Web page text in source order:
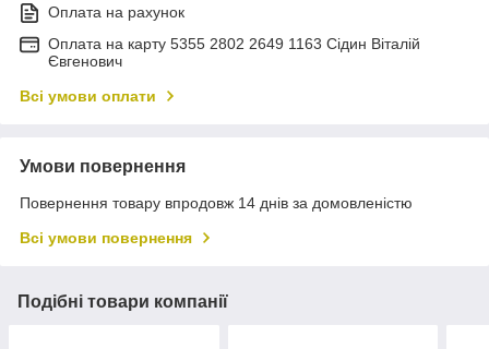
Оплата на рахунок
Оплата на карту 5355 2802 2649 1163 Сідин Віталій
Євгенович
Всі умови оплати
Умови повернення
Повернення товару впродовж 14 днів за домовленістю
Всі умови повернення
Подібні товари компанії